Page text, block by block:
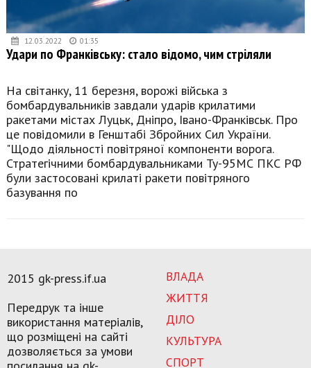
12.03.2022 01:35
Удари по Франківську: стало відомо, чим стріляли
На світанку, 11 березня, ворожі війська з
бомбардувальників завдали ударів крилатими
ракетами містах Луцьк, Дніпро, Івано-Франківськ. Про
це повідомили в Генштабі Збройних Сил України.
"Щодо діяльності повітряної компоненти ворога.
Стратегічними бомбардувальниками Ту-95МС ПКС РФ
були застосовані крилаті ракети повітряного
базування по
ВЛАДА
ЖИТТЯ
ДІЛО
КУЛЬТУРА
СПОРТ
2015 gk-press.if.ua
Передрук та інше
використання матеріалів,
що розміщені на сайті
дозволяється за умови